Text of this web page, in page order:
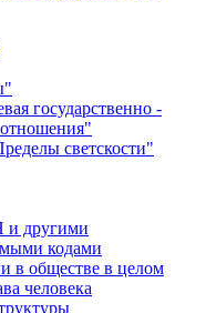
государственно -
светскости"
и другими
кодами
в обществе в целом
человека